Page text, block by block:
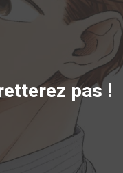
pas !